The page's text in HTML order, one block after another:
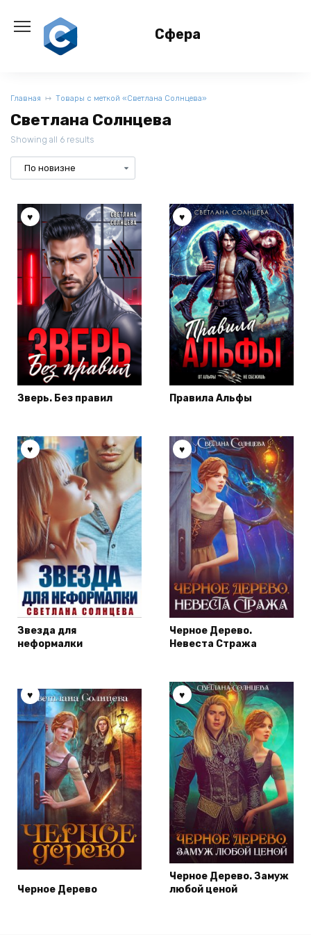
содержанию
Сфера
Главная Товары с меткой «Светлана Солнцева»
Светлана Солнцева
Showing all 6 results
Зверь. Без правил Правила Альфы
Звезда для
неформалки
Черное Дерево.
Невеста Стража
Черное Дерево
Черное Дерево. Замуж
любой ценой